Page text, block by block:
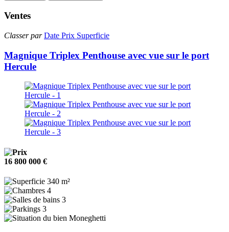
Ventes
Classer par Date Prix Superficie
Magnique Triplex Penthouse avec vue sur le port
Hercule
16 800 000 €
340 m²
4
3
3
Moneghetti